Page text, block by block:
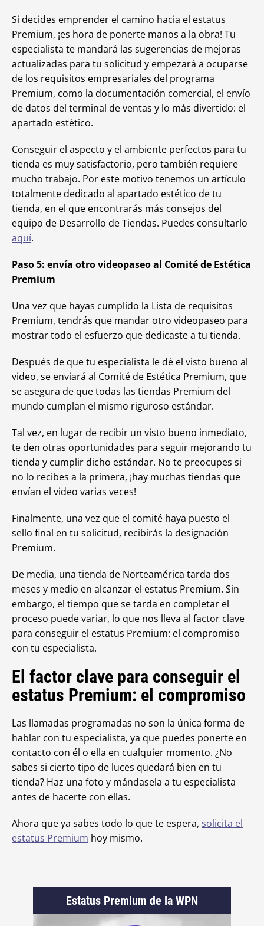
Si decides emprender el camino hacia el estatus
Premium, ¡es hora de ponerte manos a la obra! Tu
especialista te mandará las sugerencias de mejoras
actualizadas para tu solicitud y empezará a ocuparse
de los requisitos empresariales del programa
Premium, como la documentación comercial, el envío
de datos del terminal de ventas y lo más divertido: el
apartado estético.
Conseguir el aspecto y el ambiente perfectos para tu
tienda es muy satisfactorio, pero también requiere
mucho trabajo. Por este motivo tenemos un artículo
totalmente dedicado al apartado estético de tu
tienda, en el que encontrarás más consejos del
equipo de Desarrollo de Tiendas. Puedes consultarlo
aquí.
Paso 5: envía otro videopaseo al Comité de Estética
Premium
Una vez que hayas cumplido la Lista de requisitos
Premium, tendrás que mandar otro videopaseo para
mostrar todo el esfuerzo que dedicaste a tu tienda.
Después de que tu especialista le dé el visto bueno al
video, se enviará al Comité de Estética Premium, que
se asegura de que todas las tiendas Premium del
mundo cumplan el mismo riguroso estándar.
Tal vez, en lugar de recibir un visto bueno inmediato,
te den otras oportunidades para seguir mejorando tu
tienda y cumplir dicho estándar. No te preocupes si
no lo recibes a la primera, ¡hay muchas tiendas que
envían el video varias veces!
Finalmente, una vez que el comité haya puesto el
sello final en tu solicitud, recibirás la designación
Premium.
De media, una tienda de Norteamérica tarda dos
meses y medio en alcanzar el estatus Premium. Sin
embargo, el tiempo que se tarda en completar el
proceso puede variar, lo que nos lleva al factor clave
para conseguir el estatus Premium: el compromiso
con tu especialista.
El factor clave para conseguir el
estatus Premium: el compromiso
Las llamadas programadas no son la única forma de
hablar con tu especialista, ya que puedes ponerte en
contacto con él o ella en cualquier momento. ¿No
sabes si cierto tipo de luces quedará bien en tu
tienda? Haz una foto y mándasela a tu especialista
antes de hacerte con ellas.
Ahora que ya sabes todo lo que te espera, solicita el
estatus Premium hoy mismo.
Estatus Premium de la WPN